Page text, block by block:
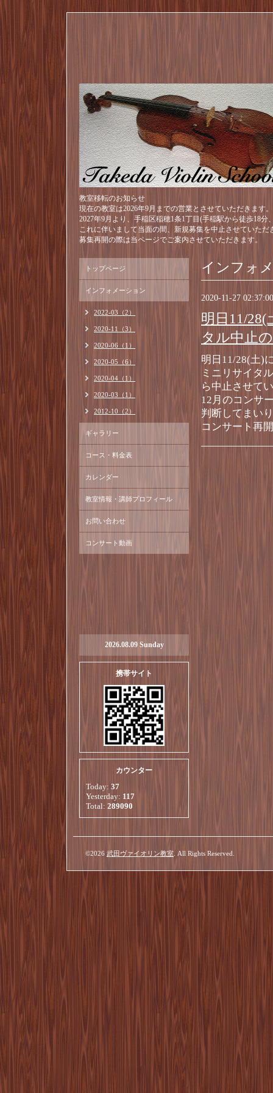
教室移転のお知らせ
現在の教室は2026年9月までの営業とさせていただきます。
2027年9月より、手稲区稲穂1条1丁目(手稲駅から徒歩18
これに伴いまして当面の間、新規募集を中止させていた
募集再開の際は当ページでご案内させていただきます。
インフォ
2020-11-27 02:37:00
明日11/
タル中止
明日11/28(土)
ミニリサイタ
ら中止させて
12月のコンサ
判断してまい
コンサート再
トップページ
インフォメーション
2022-03（2）
2020-11（3）
2020-06（1）
2020-05（6）
2020-04（1）
2020-03（1）
2012-10（2）
ギャラリー
コース・料金表
カレンダー
教室情報・講師プロフィール
お問い合わせ
コンサート動画
2026.08.09 Sunday
携帯サイト
カウンター
Today: 37
Yesterday: 117
Total: 289090
©2026 武田ヴァイオリン教室 . All Rights Reserved.